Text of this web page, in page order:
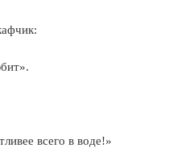
всего в воде!»